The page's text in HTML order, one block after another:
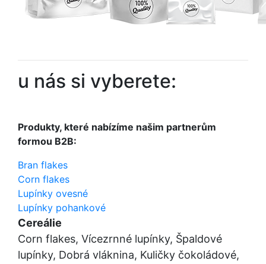
u nás si vyberete:
Produkty, které nabízíme našim partnerům
formou B2B:
Bran flakes
Corn flakes
Lupínky ovesné
Lupínky pohankové
Cereálie
Corn flakes, Vícezrnné lupínky, Špaldové
lupínky, Dobrá vláknina, Kuličky čokoládové,